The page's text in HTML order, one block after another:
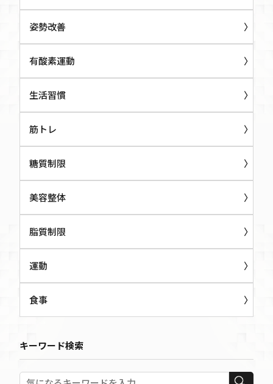
姿勢改善
有酸素運動
生活習慣
筋トレ
糖質制限
美容整体
脂質制限
運動
食事
キーワード検索